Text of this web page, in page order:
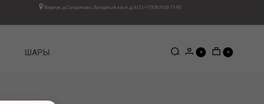
ШАРЫ
Видное, д.Сапроново, Западный кв-л, д.6/2 |+7(930)933-17-90
0 0